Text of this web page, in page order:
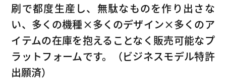
刷で都度生産し、無駄なものを作り出さな
い、多くの機種×多くのデザイン×多くのア
イテムの在庫を抱えることなく販売可能なプ
ラットフォームです。（ビジネスモデル特許
出願済）